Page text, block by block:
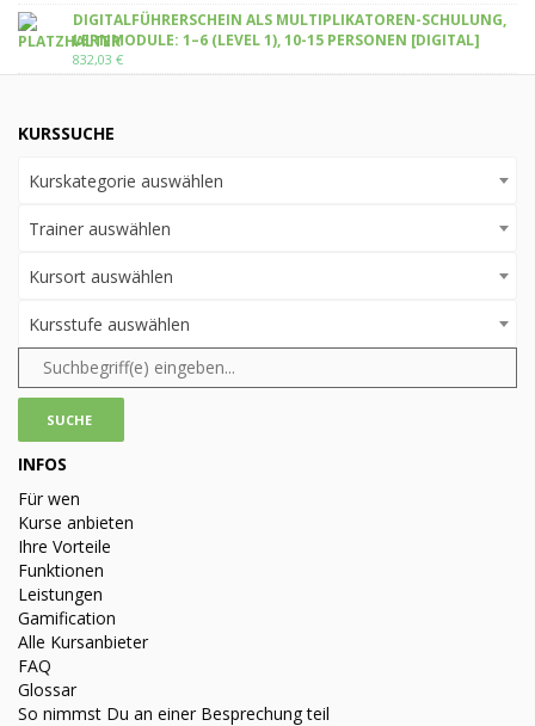
DIGITALFÜHRERSCHEIN ALS MULTIPLIKATOREN-SCHULUNG,
LERNMODULE: 1–6 (LEVEL 1), 10-15 PERSONEN [DIGITAL]
832,03 €
KURSSUCHE
Kurskategorie auswählen
Trainer auswählen
Kursort auswählen
Kursstufe auswählen
INFOS
Für wen
Kurse anbieten
Ihre Vorteile
Funktionen
Leistungen
Gamification
Alle Kursanbieter
FAQ
Glossar
So nimmst Du an einer Besprechung teil